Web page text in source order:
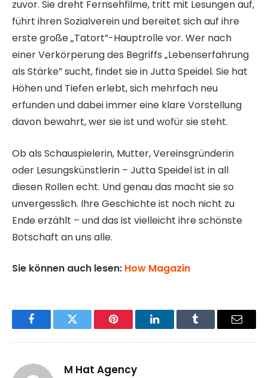
zuvor. Sie dreht Fernsehfilme, tritt mit Lesungen auf,
führt ihren Sozialverein und bereitet sich auf ihre
erste große „Tatort”-Hauptrolle vor. Wer nach
einer Verkörperung des Begriffs „Lebenserfahrung
als Stärke” sucht, findet sie in Jutta Speidel. Sie hat
Höhen und Tiefen erlebt, sich mehrfach neu
erfunden und dabei immer eine klare Vorstellung
davon bewahrt, wer sie ist und wofür sie steht.
Ob als Schauspielerin, Mutter, Vereinsgründerin
oder Lesungskünstlerin – Jutta Speidel ist in all
diesen Rollen echt. Und genau das macht sie so
unvergesslich. Ihre Geschichte ist noch nicht zu
Ende erzählt – und das ist vielleicht ihre schönste
Botschaft an uns alle.
Sie können auch lesen: How Magazin
FacebookTwitter Pinterest LinkedInTumblr Email
M Hat Agency